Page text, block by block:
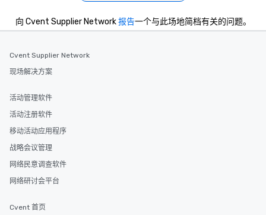
向 Cvent Supplier Network报告一个与此场地简档有关的问题。
Cvent Supplier Network
现场解决方案
活动管理软件
活动注册软件
移动活动应用程序
战略会议管理
网络民意调查软件
网络研讨会平台
Cvent 首页